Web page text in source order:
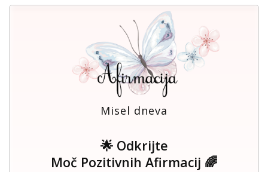
Misel dneva
🌟 Odkrijte
Moč Pozitivnih Afirmacij 🌈